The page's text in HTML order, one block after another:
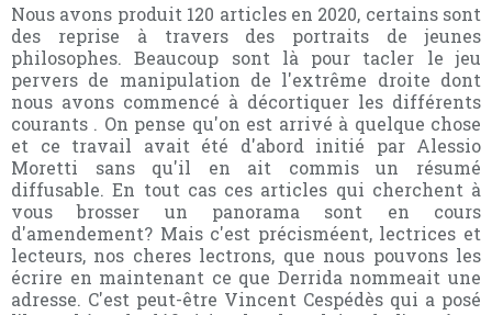
Nous avons produit 120 articles en 2020, certains sont
des reprise à travers des portraits de jeunes
philosophes. Beaucoup sont là pour tacler le jeu
pervers de manipulation de l'extrême droite dont
nous avons commencé à décortiquer les différents
courants . On pense qu'on est arrivé à quelque chose
et ce travail avait été d'abord initié par Alessio
Moretti sans qu'il en ait commis un résumé
diffusable. En tout cas ces articles qui cherchent à
vous brosser un panorama sont en cours
d'amendement? Mais c'est précisméent, lectrices et
lecteurs, nos cheres lectrons, que nous pouvons les
écrire en maintenant ce que Derrida nommeait une
adresse. C'est peut-être Vincent Cespédès qui a posé